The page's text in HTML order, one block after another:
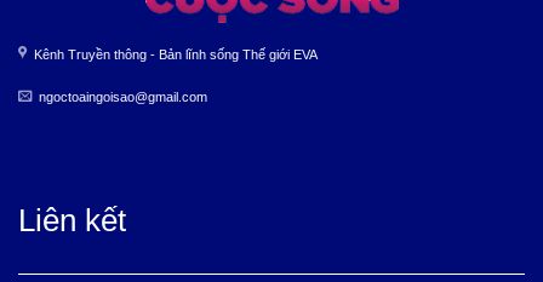
Kênh Truyền thông - Bản lĩnh sống Thế giới EVA
ngoctoaingoisao@gmail.com
Liên kết